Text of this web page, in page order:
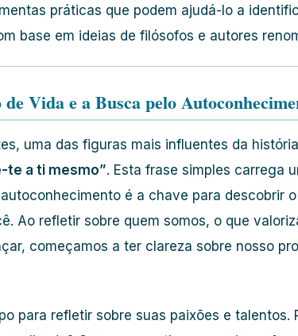
práticas que podem ajudá-lo a
base em ideias de filósofos e autores
Vida e a Busca pelo
uma das figuras mais influentes da
te a ti mesmo”. Esta frase simples carrega
é a chave para descobrir
Ao refletir sobre quem somos, o que
começamos a ter clareza sobre nosso
para refletir sobre suas paixões e talentos.